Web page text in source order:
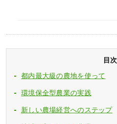
目次
都内最大級の農地を使って
環境保全型農業の実践
新しい農場経営へのステップ